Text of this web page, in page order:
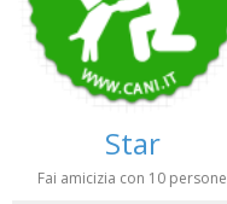
Star
Fai amicizia con 10 persone